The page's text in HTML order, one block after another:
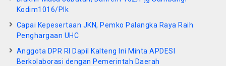
Kodim1016/Plk
Capai Kepesertaan JKN, Pemko Palangka Raya Raih
Penghargaan UHC
Anggota DPR RI Dapil Kalteng Ini Minta APDESI
Berkolaborasi dengan Pemerintah Daerah